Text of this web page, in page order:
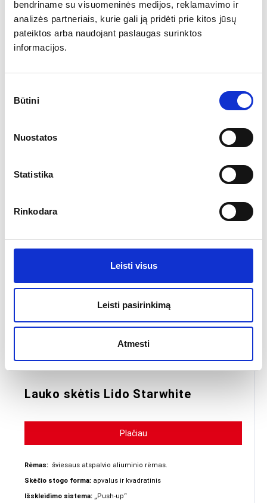
bendriname su visuomeninės medijos, reklamavimo ir
analizės partneriais, kurie gali ją pridėti prie kitos jūsų
pateiktos arba naudojant paslaugas surinktos
informacijos.
pasirinkimas
Būtini
Nuostatos
Statistika
Rinkodara
Leisti visus
Leisti pasirinkimą
Atmesti
Skėčio stogo forma:
* Galimybė papildomai įsigyti skėčio padą ir LED apšvietimą atskirai
496.10€
Lauko skėtis Lido Starwhite
Plačiau
Rėmas: šviesaus atspalvio aliuminio rėmas.
Skėčio stogo forma: apvalus ir kvadratinis
Išskleidimo sistema: „Push-up“